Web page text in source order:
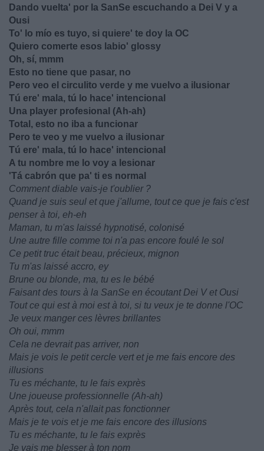
Dando vuelta' por la SanSe escuchando a Dei V y a
Ousi
To' lo mío es tuyo, si quiere' te doy la OC
Quiero comerte esos labio' glossy
Oh, sí, mmm
Esto no tiene que pasar, no
Pero veo el circulito verde y me vuelvo a ilusionar
Tú ere' mala, tú lo hace' intencional
Una player profesional (Ah-ah)
Total, esto no iba a funcionar
Pero te veo y me vuelvo a ilusionar
Tú ere' mala, tú lo hace' intencional
A tu nombre me lo voy a lesionar
'Tá cabrón que pa' ti es normal
Comment diable vais-je t'oublier ?
Quand je suis seul et que j'allume, tout ce que je fais c'est
penser à toi, eh-eh
Maman, tu m'as laissé hypnotisé, colonisé
Une autre fille comme toi n'a pas encore foulé le sol
Ce petit truc était beau, précieux, mignon
Tu m'as laissé accro, ey
Brune ou blonde, ma, tu es le bébé
Faisant des tours à la SanSe en écoutant Dei V et Ousi
Tout ce qui est à moi est à toi, si tu veux je te donne l'OC
Je veux manger ces lèvres brillantes
Oh oui, mmm
Cela ne devrait pas arriver, non
Mais je vois le petit cercle vert et je me fais encore des
illusions
Tu es méchante, tu le fais exprès
Une joueuse professionnelle (Ah-ah)
Après tout, cela n'allait pas fonctionner
Mais je te vois et je me fais encore des illusions
Tu es méchante, tu le fais exprès
Je vais me blesser à ton nom